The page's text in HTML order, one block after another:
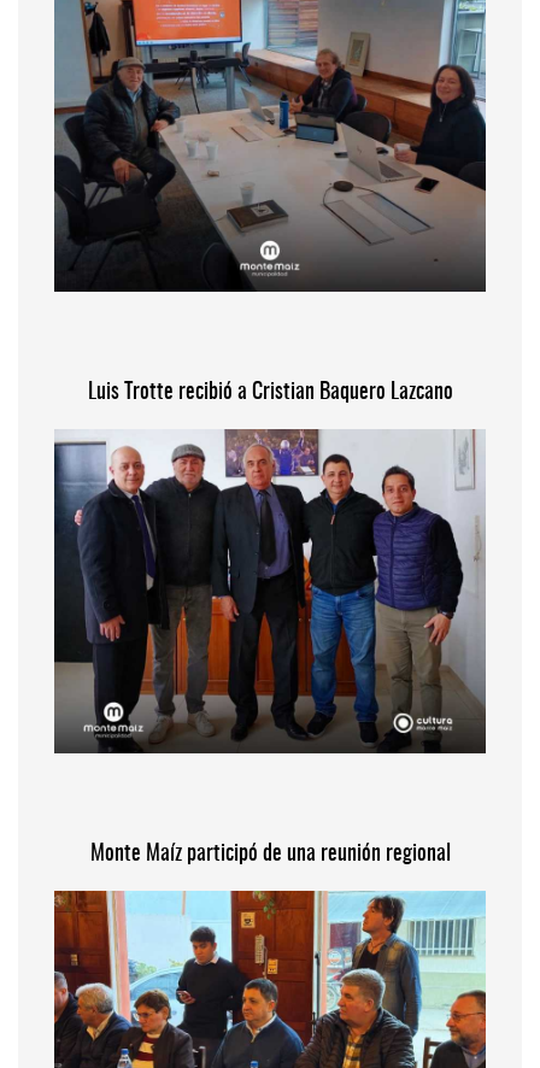
Luis Trotte recibió a Cristian Baquero Lazcano
Monte Maíz participó de una reunión regional